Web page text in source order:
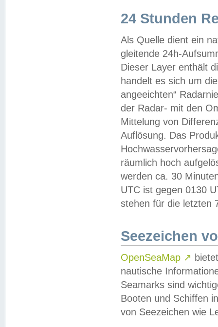
24 Stunden
Als Quelle dient ein
gleitende 24h-
Dieser Layer enthält
handelt es sich um
angeeichten“
der Radar- mit den
Mittelung von
Auflösung. Das
räumlich hoch
werden ca. 30
UTC ist gegen 0130
stehen für die letzten
Seezeichen
OpenSeaMap ↗
nautische
Seamarks sind
Booten und Schiffen
von Seezeichen wie